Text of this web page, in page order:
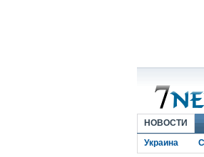
НОВОСТИ
Украина